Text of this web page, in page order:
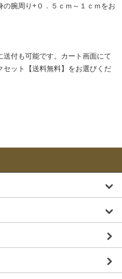
腕周り+０．５ｃｍ～１ｃｍをお
送付も可能です。カート画面にて
セット【送料無料】をお選びくだ